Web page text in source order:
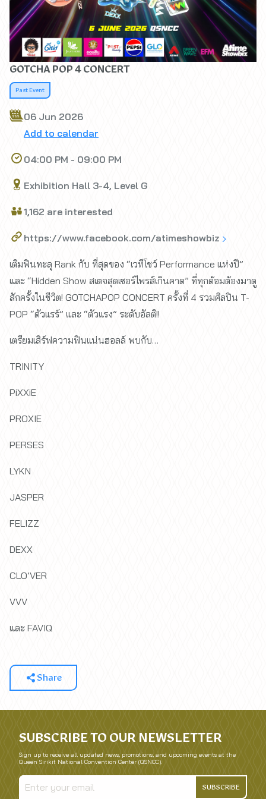
GOTCHA POP 4 CONCERT
Past Event
06 Jun 2026
Add to calendar
04:00 PM - 09:00 PM
Exhibition Hall 3-4, Level G
1,162 are interested
https://www.facebook.com/atimeshowbiz
เติมฟินทะลุ Rank กับ ที่สุดของ “เวทีโชว์ Performance แห่งปี”
และ “Hidden Show สเตจสุดเซอร์ไพรส์เกินคาด” ที่ทุกด้อมต้องมาดู
สักครั้งในชีวิต! GOTCHAPOP CONCERT ครั้งที่ 4 รวมศิลปิน T-
POP “ตัวแรร์” และ “ตัวแรง” ระดับอัลติ!!
เตรียมเสิร์ฟความฟินแน่นฮอลล์ พบกับ…
TRINITY
PiXXiE
PROXIE
PERSES
LYKN
JASPER
FELIZZ
DEXX
CLO’VER
VVV
และ FAVIQ
Share
SUBSCRIBE TO OUR NEWSLETTER
Sign up to receive all updated news, promotions, and upcoming events at the
Queen Sirikit National Convention Center (QSNCC).
SUBSCRIBE